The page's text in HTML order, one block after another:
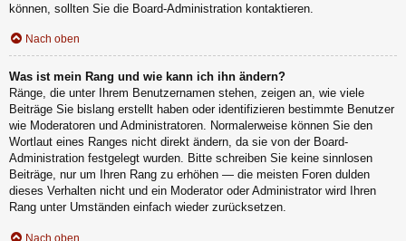
können, sollten Sie die Board-Administration kontaktieren.
Nach oben
Was ist mein Rang und wie kann ich ihn ändern?
Ränge, die unter Ihrem Benutzernamen stehen, zeigen an, wie viele
Beiträge Sie bislang erstellt haben oder identifizieren bestimmte Benutzer
wie Moderatoren und Administratoren. Normalerweise können Sie den
Wortlaut eines Ranges nicht direkt ändern, da sie von der Board-
Administration festgelegt wurden. Bitte schreiben Sie keine sinnlosen
Beiträge, nur um Ihren Rang zu erhöhen — die meisten Foren dulden
dieses Verhalten nicht und ein Moderator oder Administrator wird Ihren
Rang unter Umständen einfach wieder zurücksetzen.
Nach oben